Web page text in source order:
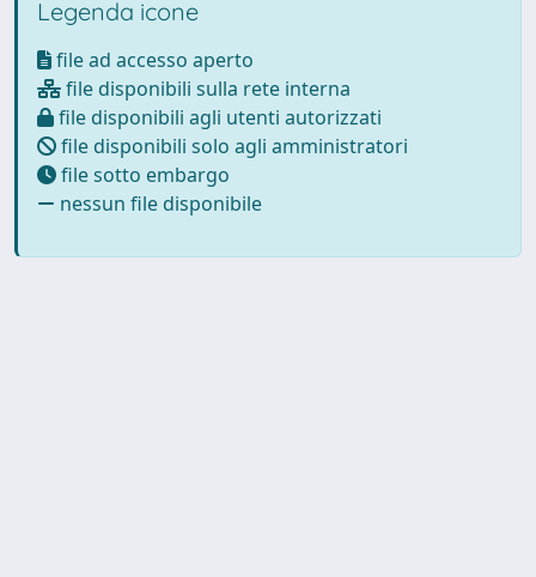
Legenda icone
file ad accesso aperto
file disponibili sulla rete interna
file disponibili agli utenti autorizzati
file disponibili solo agli amministratori
file sotto embargo
nessun file disponibile